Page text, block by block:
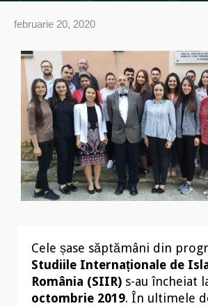
februarie 20, 2020
Cele șase săptămâni din
Studiile Internaționale de
România (SIIR) s-au încheiat
octombrie 2019. În ultimele